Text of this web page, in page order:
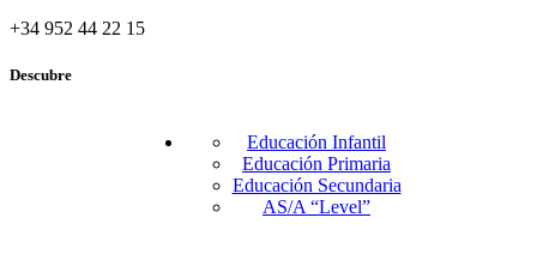
+34 952 44 22 15
Descubre
Educación Infantil
Educación Primaria
Educación Secundaria
AS/A “Level”